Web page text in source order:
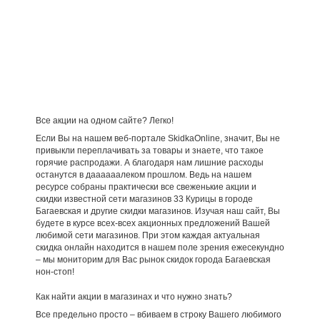
Все акции на одном сайте? Легко!
Если Вы на нашем веб-портале SkidkaOnline, значит, Вы не
привыкли переплачивать за товары и знаете, что такое
горячие распродажи. А благодаря нам лишние расходы
останутся в даааааалеком прошлом. Ведь на нашем
ресурсе собраны практически все свеженькие акции и
скидки известной сети магазинов 33 Курицы в городе
Багаевская и другие скидки магазинов. Изучая наш сайт, Вы
будете в курсе всех-всех акционных предложений Вашей
любимой сети магазинов. При этом каждая актуальная
скидка онлайн находится в нашем поле зрения ежесекундно
– мы мониторим для Вас рынок скидок города Багаевская
нон-стоп!
Как найти акции в магазинах и что нужно знать?
Все предельно просто – вбиваем в строку Вашего любимого